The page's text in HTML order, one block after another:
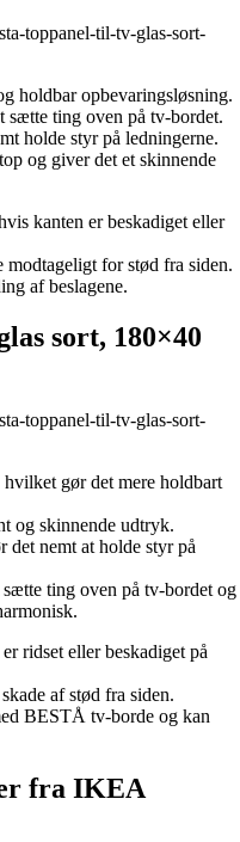
toppanel-til-tv-glas-sort-
holdbar opbevaringsløsning.
sætte ting oven på tv-bordet.
holde styr på ledningerne.
og giver det et skinnende
kanten er beskadiget eller
for stød fra siden.
af beslagene.
sort, 180×40
toppanel-til-tv-glas-sort-
gør det mere holdbart
og skinnende udtryk.
nemt at holde styr på
ting oven på tv-bordet og
ridset eller beskadiget på
af stød fra siden.
BESTÅ tv-borde og kan
fra IKEA